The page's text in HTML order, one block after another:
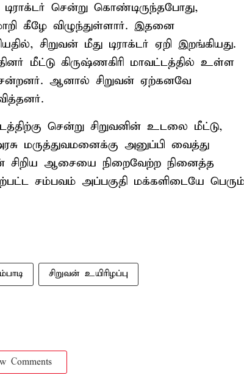
சென்று கொண்டிருந்தபோது,
கீழே விழுந்துள்ளார். இதனை
சிறுவன் மீது டிராக்டர் ஏறி இறங்கியது.
மீட்டு கிருஷ்ணகிரி மாவட்டத்தில் உள்ள
ஆனால் சிறுவன் ஏற்கனவே
சென்று சிறுவனின் உடலை மீட்டு,
மருத்துவமனைக்கு அனுப்பி வைத்து
சிறிய ஆசையை நிறைவேற்ற நினைத்த
சம்பவம் அப்பகுதி மக்களிடையே
சிறுவன் உயிரிழப்பு
Comments